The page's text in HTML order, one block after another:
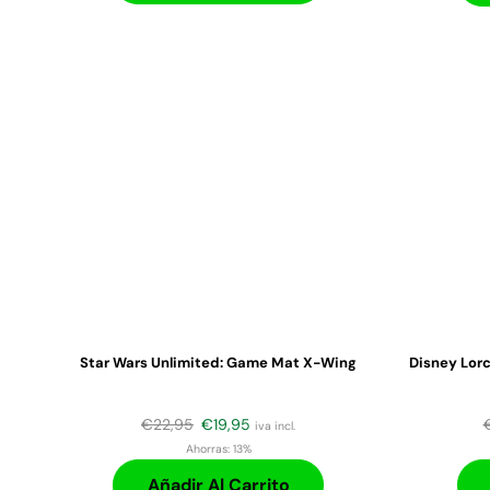
Star Wars Unlimited: Game Mat X-Wing
€22,95 €19,95 iva incl.
Ahorras:13%
Añadir Al Carrito
Disney